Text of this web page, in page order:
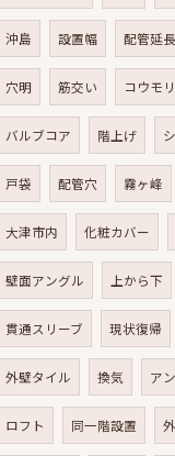
沖島 設置幅 配管延長
穴明 筋交い コウモリ
バルブコア 階上げ
戸袋 配管穴 霧ヶ峰
大津市内 化粧カバー
壁面アングル 上から下
貫通スリーブ 現状復帰
外壁タイル 換気 ア
ロフト 同一階設置